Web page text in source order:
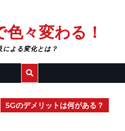
々変わる！
による変化とは？
5Gのデメリットは何がある？